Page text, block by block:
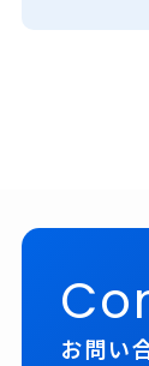
お問い